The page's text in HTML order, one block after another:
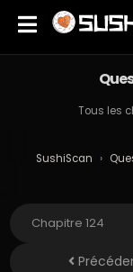
Tous les
SushiScan ›